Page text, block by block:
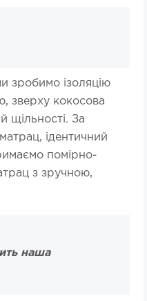
зробимо ізоляцію
зверху кокосова
щільності. За
ідентичний
помірно-
з зручною,
наша